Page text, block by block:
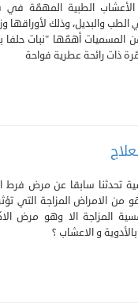
الأعشاب الطبية المهمّة في
والبديل، وذلك لأوراقها
من المسميات أهمّها "نبات
ذات رائحة عطرية فواحة
تحدثنا سابقا عن مرض فرط
الامراض المزاجة التي
المزاجة الا وهو مرض
و الاعشاب ؟